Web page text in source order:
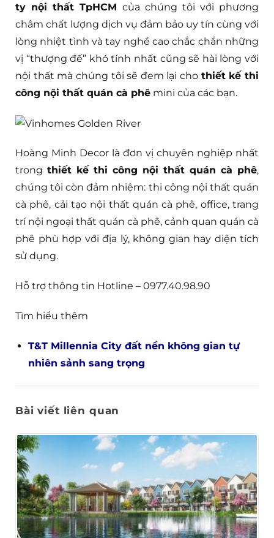
ty nội thất TpHCM của chúng tôi với phương
châm chất lượng dịch vụ đảm bảo uy tín cùng với
lòng nhiệt tình và tay nghề cao chắc chắn những
vị “thượng đế” khó tính nhất cũng sẽ hài lòng với
nội thất mà chúng tôi sẽ đem lại cho thiết kế thi
công nội thất quán cà phê mini của các bạn.
Hoàng Minh Decor là đơn vị chuyên nghiệp nhất
trong thiết kế thi công nội thất quán cà phê,
chúng tôi còn đảm nhiệm: thi công nội thất quán
cà phê, cải tạo nội thất quán cà phê, office, trang
trí nội ngoại thất quán cà phê, cảnh quan quán cà
phê phù hợp với địa lý, không gian hay diện tích
sử dụng.
Hỗ trợ thông tin Hotline – 0977.40.98.90
Tìm hiểu thêm
T&T Millennia City đất nền không gian tự
nhiên sảnh sang trọng
Bài viết liên quan